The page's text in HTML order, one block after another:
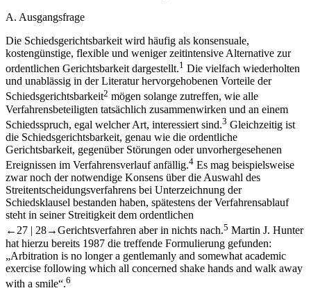
A. Ausgangsfrage
Die Schiedsgerichtsbarkeit wird häufig als konsensuale,
kostengünstige, flexible und weniger zeitintensive Alternative zur
ordentlichen Gerichtsbarkeit dargestellt.1 Die vielfach wiederholten
und unablässig in der Literatur hervorgehobenen Vorteile der
Schiedsgerichtsbarkeit2 mögen solange zutreffen, wie alle
Verfahrensbeteiligten tatsächlich zusammenwirken und an einem
Schiedsspruch, egal welcher Art, interessiert sind.3 Gleichzeitig ist
die Schiedsgerichtsbarkeit, genau wie die ordentliche
Gerichtsbarkeit, gegenüber Störungen oder unvorhergesehenen
Ereignissen im Verfahrensverlauf anfällig.4 Es mag beispielsweise
zwar noch der notwendige Konsens über die Auswahl des
Streitentscheidungsverfahrens bei Unterzeichnung der
Schiedsklausel bestanden haben, spätestens der Verfahrensablauf
steht in seiner Streitigkeit dem ordentlichen
←27 |
28→Gerichtsverfahren aber in nichts nach.5 Martin J. Hunter
hat hierzu bereits 1987 die treffende Formulierung gefunden:
„Arbitration is no longer a gentlemanly and somewhat academic
exercise following which all concerned shake hands and walk away
with a smile“.6